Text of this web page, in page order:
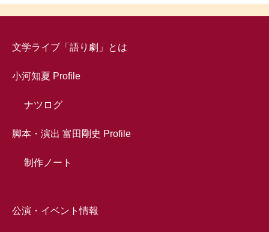
文学ライブ「語り劇」とは
小河知夏 Profile
ナツログ
脚本・演出 富田剛史 Profile
制作ノート
公演・イベント情報